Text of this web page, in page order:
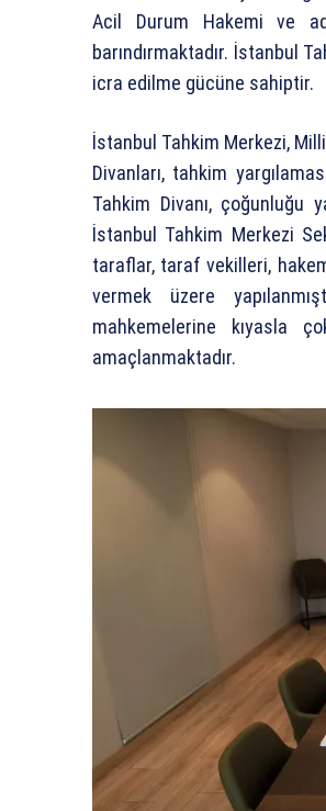
Acil Durum Hakemi ve
barındırmaktadır. İstanbul
icra edilme gücüne sahiptir.
İstanbul Tahkim Merkezi,
Divanları, tahkim
Tahkim Divanı, çoğunluğu
İstanbul Tahkim Merkezi
taraflar, taraf vekilleri,
vermek üzere
mahkemelerine kıyasla
amaçlanmaktadır.